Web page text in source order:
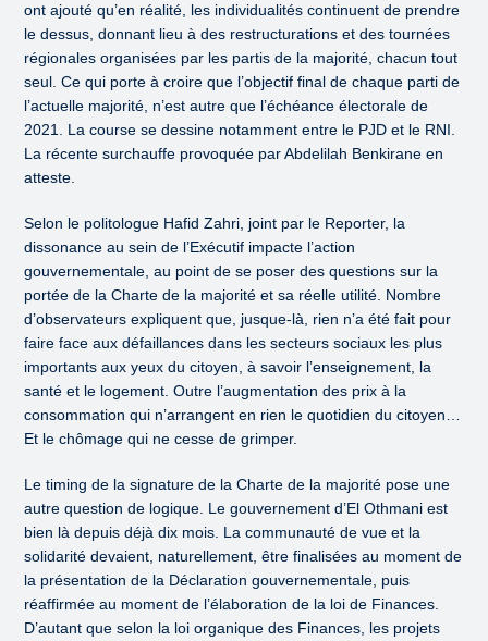
ont ajouté qu’en réalité, les individualités continuent de prendre
le dessus, donnant lieu à des restructurations et des tournées
régionales organisées par les partis de la majorité, chacun tout
seul. Ce qui porte à croire que l’objectif final de chaque parti de
l’actuelle majorité, n’est autre que l’échéance électorale de
2021. La course se dessine notamment entre le PJD et le RNI.
La récente surchauffe provoquée par Abdelilah Benkirane en
atteste.
Selon le politologue Hafid Zahri, joint par le Reporter, la
dissonance au sein de l’Exécutif impacte l’action
gouvernementale, au point de se poser des questions sur la
portée de la Charte de la majorité et sa réelle utilité. Nombre
d’observateurs expliquent que, jusque-là, rien n’a été fait pour
faire face aux défaillances dans les secteurs sociaux les plus
importants aux yeux du citoyen, à savoir l’enseignement, la
santé et le logement. Outre l’augmentation des prix à la
consommation qui n’arrangent en rien le quotidien du citoyen…
Et le chômage qui ne cesse de grimper.
Le timing de la signature de la Charte de la majorité pose une
autre question de logique. Le gouvernement d’El Othmani est
bien là depuis déjà dix mois. La communauté de vue et la
solidarité devaient, naturellement, être finalisées au moment de
la présentation de la Déclaration gouvernementale, puis
réaffirmée au moment de l’élaboration de la loi de Finances.
D’autant que selon la loi organique des Finances, les projets